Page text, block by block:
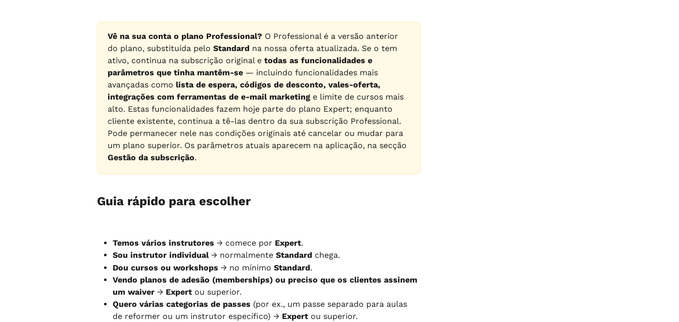
Vê na sua conta o plano Professional? O Professional é a versão anterior
do plano, substituída pelo Standard na nossa oferta atualizada. Se o tem
ativo, continua na subscrição original e todas as funcionalidades e
parâmetros que tinha mantêm-se — incluindo funcionalidades mais
avançadas como lista de espera, códigos de desconto, vales-oferta,
integrações com ferramentas de e-mail marketing e limite de cursos mais
alto. Estas funcionalidades fazem hoje parte do plano Expert; enquanto
cliente existente, continua a tê-las dentro da sua subscrição Professional.
Pode permanecer nele nas condições originais até cancelar ou mudar para
um plano superior. Os parâmetros atuais aparecem na aplicação, na secção
Gestão da subscrição.
Guia rápido para escolher
Temos vários instrutores → comece por Expert.
Sou instrutor individual → normalmente Standard chega.
Dou cursos ou workshops → no mínimo Standard.
Vendo planos de adesão (memberships) ou preciso que os clientes assinem
um waiver → Expert ou superior.
Quero várias categorias de passes (por ex., um passe separado para aulas
de reformer ou um instrutor específico) → Expert ou superior.